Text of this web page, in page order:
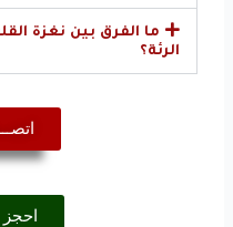
ما الفرق بين نغزة
الرئة؟